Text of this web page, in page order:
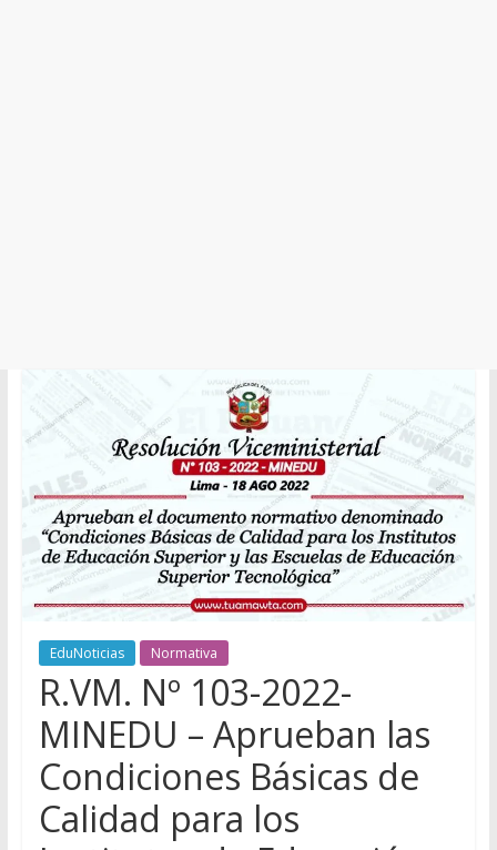
EduNoticias Normativa
R.VM. Nº 103-2022-
MINEDU – Aprueban las
Condiciones Básicas de
Calidad para los